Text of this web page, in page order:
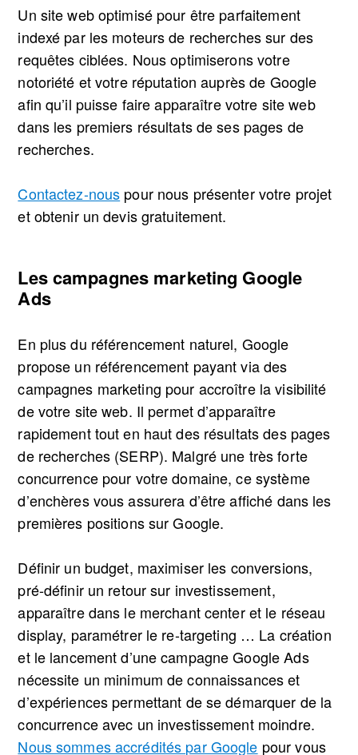
Un site web optimisé pour être parfaitement
indexé par les moteurs de recherches sur des
requêtes ciblées. Nous optimiserons votre
notoriété et votre réputation auprès de Google
afin qu’il puisse faire apparaître votre site web
dans les premiers résultats de ses pages de
recherches.
Contactez-nous pour nous présenter votre projet
et obtenir un devis gratuitement.
Les campagnes marketing Google
Ads
En plus du référencement naturel, Google
propose un référencement payant via des
campagnes marketing pour accroître la visibilité
de votre site web. Il permet d’apparaître
rapidement tout en haut des résultats des pages
de recherches (SERP). Malgré une très forte
concurrence pour votre domaine, ce système
d’enchères vous assurera d’être affiché dans les
premières positions sur Google.
Définir un budget, maximiser les conversions,
pré-définir un retour sur investissement,
apparaître dans le merchant center et le réseau
display, paramétrer le re-targeting … La création
et le lancement d’une campagne Google Ads
nécessite un minimum de connaissances et
d’expériences permettant de se démarquer de la
concurrence avec un investissement moindre.
Nous sommes accrédités par Google pour vous